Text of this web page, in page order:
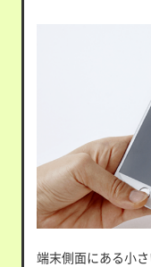
端末側面にある小